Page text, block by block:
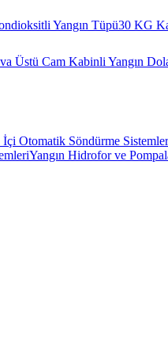
Yangın Tüpü30 KG
Üstü Cam Kabinli Yangın
Otomatik Söndürme
Yangın Hidrofor ve